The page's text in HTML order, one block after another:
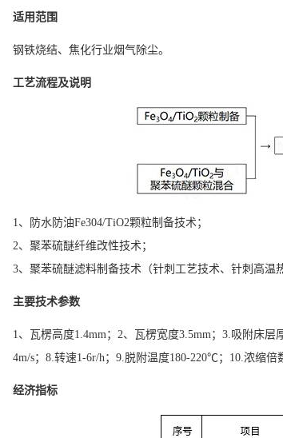
适用范围
钢铁烧结、焦化行业烟气除尘。
工艺流程及说明
1、防水防油Fe304/TiO2颗粒制备技术；
2、聚苯硫醚纤维改性技术；
3、聚苯硫醚滤料制备技术（针刺工艺技术、针刺高温
主要技术参数
1、瓦楞高度1.4mm；2、瓦楞宽度3.5mm；3.吸附床
4m/s；8.转速1-6r/h；9.脱附温度180-220℃；10.浓缩倍
经济指标